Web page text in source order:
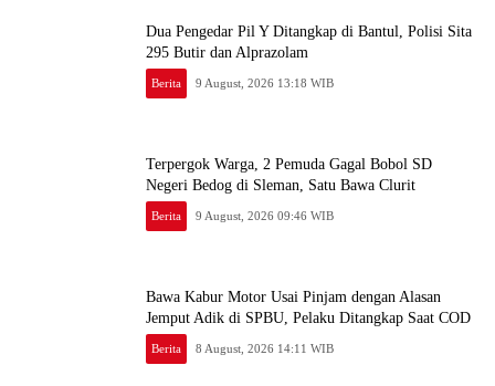
Dua Pengedar Pil Y Ditangkap di Bantul, Polisi Sita
295 Butir dan Alprazolam
Berita 9 August, 2026 13:18 WIB
Terpergok Warga, 2 Pemuda Gagal Bobol SD
Negeri Bedog di Sleman, Satu Bawa Clurit
Berita 9 August, 2026 09:46 WIB
Bawa Kabur Motor Usai Pinjam dengan Alasan
Jemput Adik di SPBU, Pelaku Ditangkap Saat COD
Berita 8 August, 2026 14:11 WIB